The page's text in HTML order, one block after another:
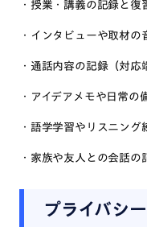
・授業・講義の記録と復
・インタビューや取材の
・通話内容の記録（対応
・アイデアメモや日常の
・語学学習やリスニング
・家族や友人との会話の
プライバシ